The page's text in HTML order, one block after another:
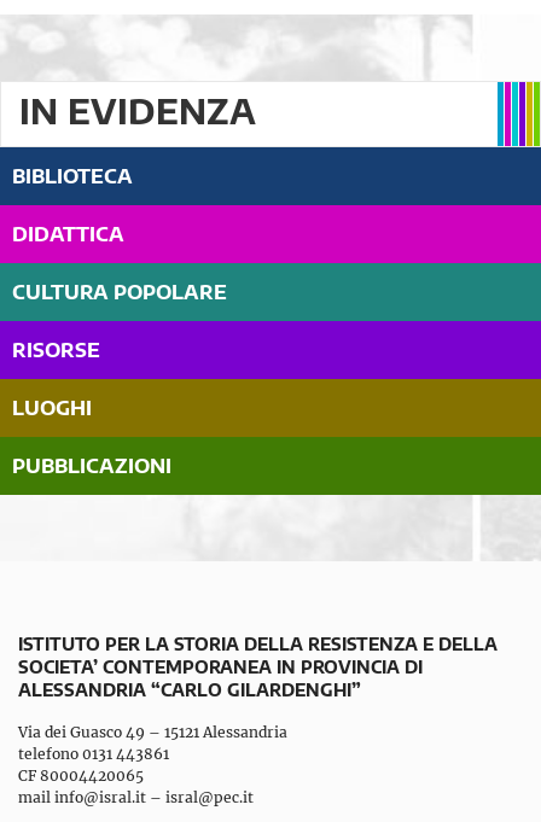
IN EVIDENZA
BIBLIOTECA
DIDATTICA
CULTURA POPOLARE
RISORSE
LUOGHI
PUBBLICAZIONI
ISTITUTO PER LA STORIA DELLA RESISTENZA E DELLA
SOCIETA’ CONTEMPORANEA IN PROVINCIA DI
ALESSANDRIA “CARLO GILARDENGHI”
Via dei Guasco 49 – 15121 Alessandria
telefono 0131 443861
CF 80004420065
mail info@isral.it – isral@pec.it